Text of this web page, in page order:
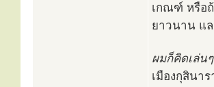
เกณฑ์ หรือ
ยาวนาน แ
ผมก็คิดเล่น
เมืองกุสินา